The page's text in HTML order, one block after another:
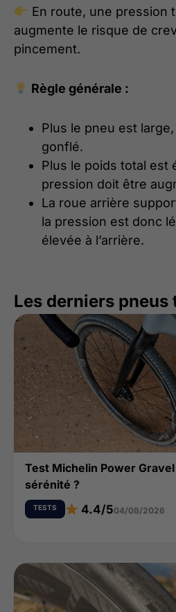
En route, une pression
augmente le risque de
pincement.
Règle générale :
Plus le pneu est
gonflé.
Plus le poids total est
pression doit être
La roue arrière
la pression est donc
élevée à l’arrière.
Les derniers pneus
Test Michelin Power
sérénité ?
TESTS 4.4/504/08/2026